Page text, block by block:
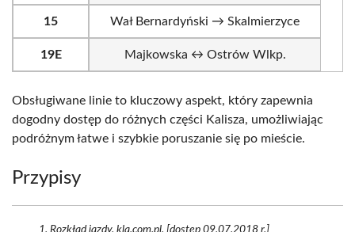
15 Wał Bernardyński → Skalmierzyce
19E Majkowska ↔ Ostrów Wlkp.
Obsługiwane linie to kluczowy aspekt, który zapewnia
dogodny dostęp do różnych części Kalisza, umożliwiając
podróżnym łatwe i szybkie poruszanie się po mieście.
Przypisy
Rozkład jazdy. kla.com.pl. [dostęp 09.07.2018 r.]